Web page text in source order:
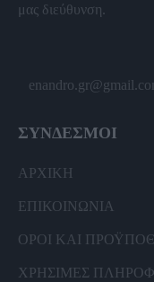
μας διεύθυνση.
ΣΥΝΔΕΣΜΟΙ
ΑΡΧΙΚΗ
ΕΠΙΚΟΙΝΩΝΙΑ
ΟΡΟΙ ΚΑΙ
ΧΡΗΣΙΜΕΣ